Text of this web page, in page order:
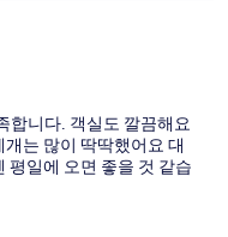
합니다. 객실도 깔끔해요
는 많이 딱딱했어요 대
평일에 오면 좋을 것 같습